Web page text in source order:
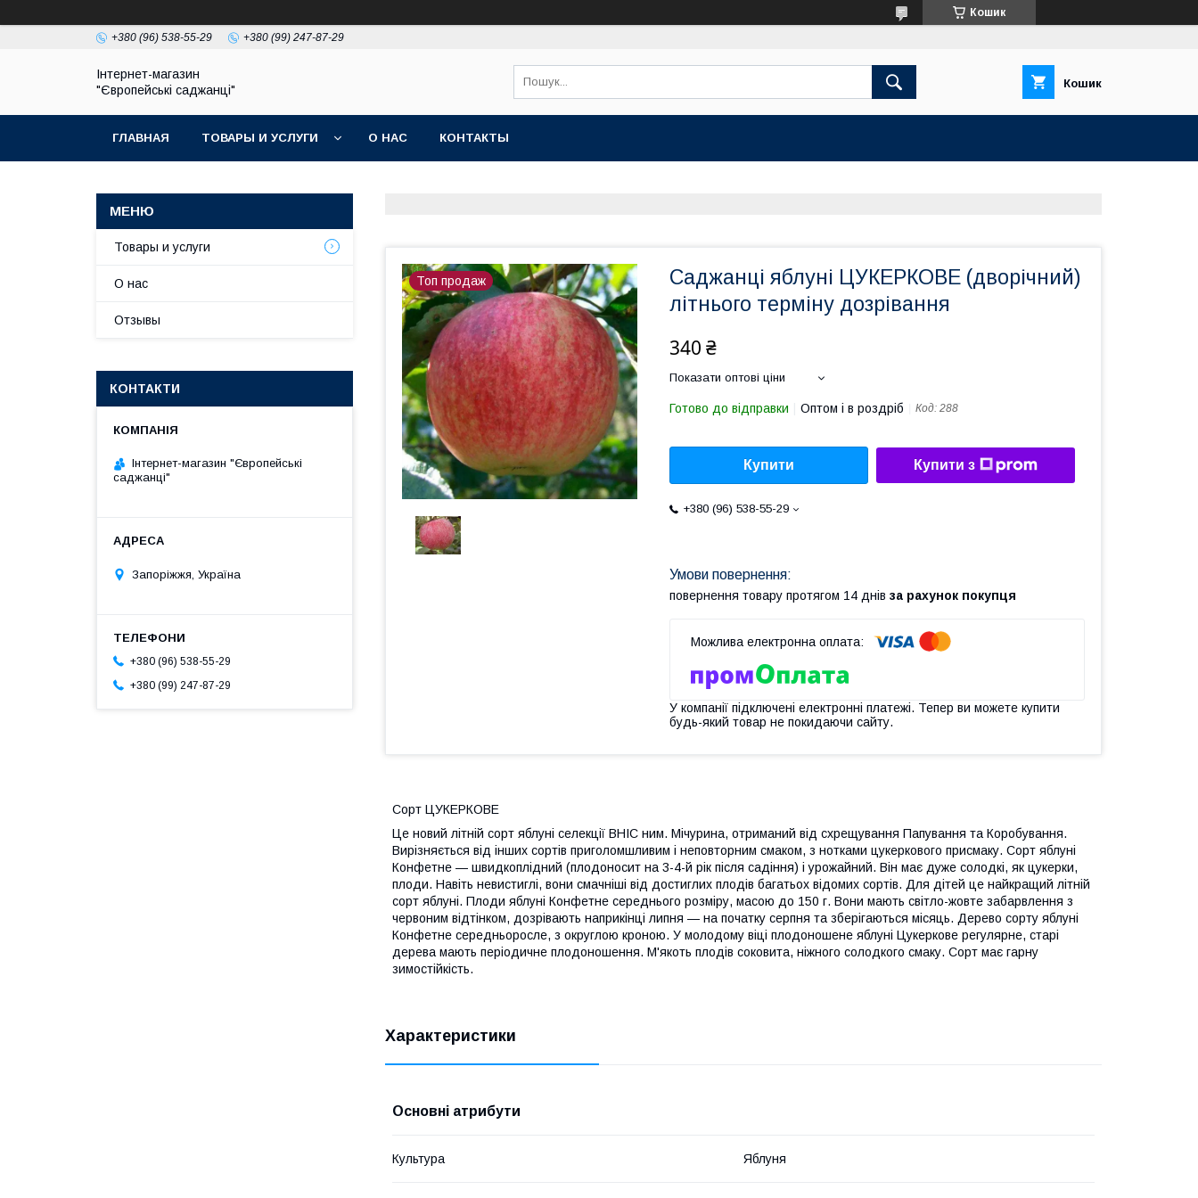
Кошик
+380 (96) 538-55-29 +380 (99) 247-87-29
Інтернет-магазин
"Європейські саджанці"
Кошик
ГЛАВНАЯ ТОВАРЫ И УСЛУГИ О НАС КОНТАКТЫ
Топ продаж
Саджанці яблуні ЦУКЕРКОВЕ (дворічний)
літнього терміну дозрівання
340 ₴
Показати оптові ціни
Готово до відправки Оптом і в роздріб Код: 288
Купити Купити з
+380 (96) 538-55-29
повернення товару протягом 14 днів за рахунок покупця
У компанії підключені електронні платежі. Тепер ви можете купити
будь-який товар не покидаючи сайту.
Сорт ЦУКЕРКОВЕ
Це новий літній сорт яблуні селекції ВНІС ним. Мічурина, отриманий від схрещування Папування та Коробування.
Вирізняється від інших сортів приголомшливим і неповторним смаком, з нотками цукеркового присмаку. Сорт яблуні
Конфетне — швидкоплідний (плодоносит на 3-4-й рік після садіння) і урожайний. Він має дуже солодкі, як цукерки,
плоди. Навіть невистиглі, вони смачніші від достиглих плодів багатьох відомих сортів. Для дітей це найкращий літній
сорт яблуні. Плоди яблуні Конфетне середнього розміру, масою до 150 г. Вони мають світло-жовте забарвлення з
червоним відтінком, дозрівають наприкінці липня — на початку серпня та зберігаються місяць. Дерево сорту яблуні
Конфетне середньоросле, з округлою кроною. У молодому віці плодоношене яблуні Цукеркове регулярне, старі
дерева мають періодичне плодоношення. М'якоть плодів соковита, ніжного солодкого смаку. Сорт має гарну
зимостійкість.
Характеристики
Основні атрибути
Культура Яблуня
Товары и услуги
О нас
Отзывы
КОНТАКТИ
Інтернет-магазин "Європейські
саджанці"
Запоріжжя, Україна
+380 (96) 538-55-29
+380 (99) 247-87-29